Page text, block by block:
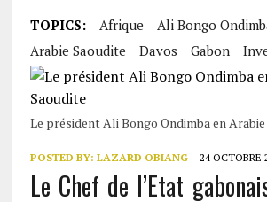
TOPICS: Afrique
Ali Bongo
Arabie Saoudite
Davos Gabon
Le président Ali Bongo Ondimba en Arabie
POSTED BY: LAZARD OBIANG 24 OCTOBRE
Le Chef de l’Etat